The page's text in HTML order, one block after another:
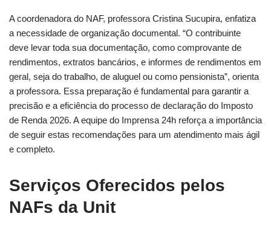
A coordenadora do NAF, professora Cristina Sucupira, enfatiza
a necessidade de organização documental. “O contribuinte
deve levar toda sua documentação, como comprovante de
rendimentos, extratos bancários, e informes de rendimentos em
geral, seja do trabalho, de aluguel ou como pensionista”, orienta
a professora. Essa preparação é fundamental para garantir a
precisão e a eficiência do processo de declaração do Imposto
de Renda 2026. A equipe do Imprensa 24h reforça a importância
de seguir estas recomendações para um atendimento mais ágil
e completo.
Serviços Oferecidos pelos
NAFs da Unit